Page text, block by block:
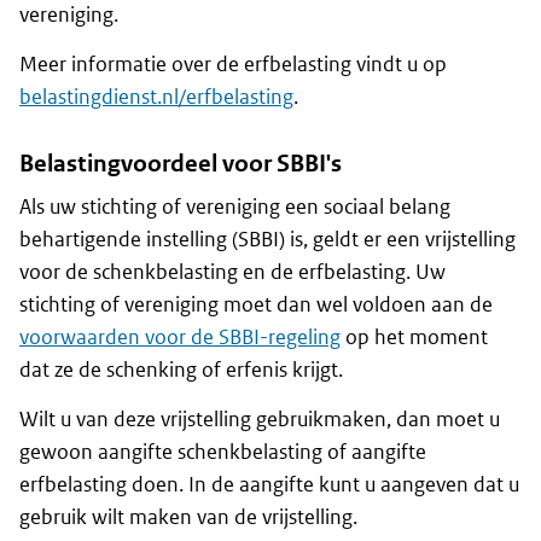
vereniging.
Meer informatie over de erfbelasting vindt u op
belastingdienst.nl/erfbelasting.
Belastingvoordeel voor SBBI's
Als uw stichting of vereniging een sociaal belang
behartigende instelling (SBBI) is, geldt er een vrijstelling
voor de schenkbelasting en de erfbelasting. Uw
stichting of vereniging moet dan wel voldoen aan de
voorwaarden voor de SBBI-regeling op het moment
dat ze de schenking of erfenis krijgt.
Wilt u van deze vrijstelling gebruikmaken, dan moet u
gewoon aangifte schenkbelasting of aangifte
erfbelasting doen. In de aangifte kunt u aangeven dat u
gebruik wilt maken van de vrijstelling.